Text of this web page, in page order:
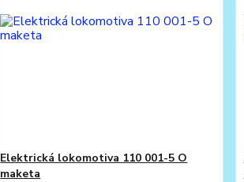
Elektrická lokomotiva 110 001-5 O
maketa